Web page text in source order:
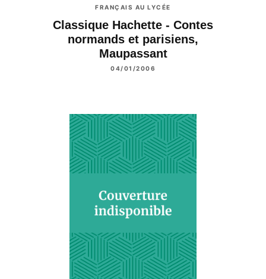
FRANÇAIS AU LYCÉE
Classique Hachette - Contes
normands et parisiens,
Maupassant
04/01/2006